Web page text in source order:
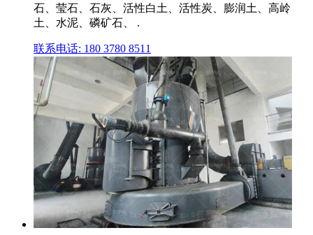
石、莹石、石灰、活性白土、活性炭、膨润土、高岭
土、水泥、磷矿石、 .
联系电话: 180 3780 8511